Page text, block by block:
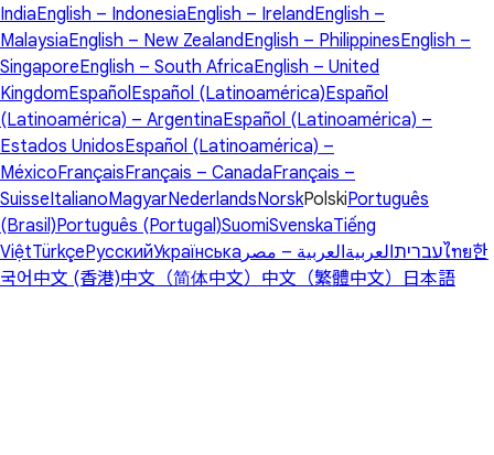
IndiaEnglish – IndonesiaEnglish – IrelandEnglish –
MalaysiaEnglish – New ZealandEnglish – PhilippinesEnglish –
SingaporeEnglish – South AfricaEnglish – United
KingdomEspañol Español (Latinoamérica)Español
(Latinoamérica) – ArgentinaEspañol (Latinoamérica) –
Estados UnidosEspañol (Latinoamérica) –
MéxicoFrançaisFrançais – CanadaFrançais –
SuisseItalianoMagyarNederlandsNorskPolskiPortuguês
(Brasil)Português (Portugal)SuomiSvenskaTiếng
ViệtTürkçeРусскийУкраїнська עבריתالعربيةالعربية – مصر ไทย한
국어 中文 (香港)中文（简体中文） 中文（繁體中文） 日本語